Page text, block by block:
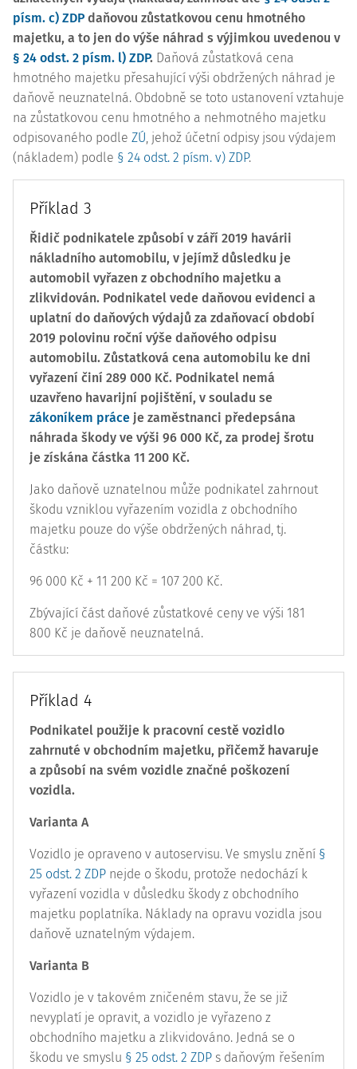
písm. c) ZDP daňovou zůstatkovou cenu hmotného
majetku, a to jen do výše náhrad s výjimkou uvedenou v
§ 24 odst. 2 písm. l) ZDP. Daňová zůstatková cena
hmotného majetku přesahující výši obdržených náhrad je
daňově neuznatelná. Obdobně se toto ustanovení vztahuje
na zůstatkovou cenu hmotného a nehmotného majetku
odpisovaného podle ZÚ, jehož účetní odpisy jsou výdajem
(nákladem) podle § 24 odst. 2 písm. v) ZDP.
Příklad 3
Řidič podnikatele způsobí v září 2019 havárii
nákladního automobilu, v jejímž důsledku je
automobil vyřazen z obchodního majetku a
zlikvidován. Podnikatel vede daňovou evidenci a
uplatní do daňových výdajů za zdaňovací období
2019 polovinu roční výše daňového odpisu
automobilu. Zůstatková cena automobilu ke dni
vyřazení činí 289 000 Kč. Podnikatel nemá
uzavřeno havarijní pojištění, v souladu se
zákoníkem práce je zaměstnanci předepsána
náhrada škody ve výši 96 000 Kč, za prodej šrotu
je získána částka 11 200 Kč.
Jako daňově uznatelnou může podnikatel zahrnout
škodu vzniklou vyřazením vozidla z obchodního
majetku pouze do výše obdržených náhrad, tj.
částku:
96 000 Kč + 11 200 Kč = 107 200 Kč.
Zbývající část daňové zůstatkové ceny ve výši 181
800 Kč je daňově neuznatelná.
Příklad 4
Podnikatel použije k pracovní cestě vozidlo
zahrnuté v obchodním majetku, přičemž havaruje
a způsobí na svém vozidle značné poškození
vozidla.
Varianta A
Vozidlo je opraveno v autoservisu. Ve smyslu znění §
25 odst. 2 ZDP nejde o škodu, protože nedochází k
vyřazení vozidla v důsledku škody z obchodního
majetku poplatníka. Náklady na opravu vozidla jsou
daňově uznatelným výdajem.
Varianta B
Vozidlo je v takovém zničeném stavu, že se již
nevyplatí je opravit, a vozidlo je vyřazeno z
obchodního majetku a zlikvidováno. Jedná se o
škodu ve smyslu § 25 odst. 2 ZDP s daňovým řešením